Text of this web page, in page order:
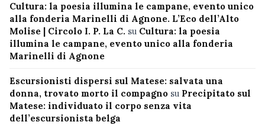
Cultura: la poesia illumina le campane, evento unico
alla fonderia Marinelli di Agnone. L’Eco dell’Alto
Molise | Circolo I. P. La C. su Cultura: la poesia
illumina le campane, evento unico alla fonderia
Marinelli di Agnone
Escursionisti dispersi sul Matese: salvata una
donna, trovato morto il compagno su Precipitato sul
Matese: individuato il corpo senza vita
dell’escursionista belga